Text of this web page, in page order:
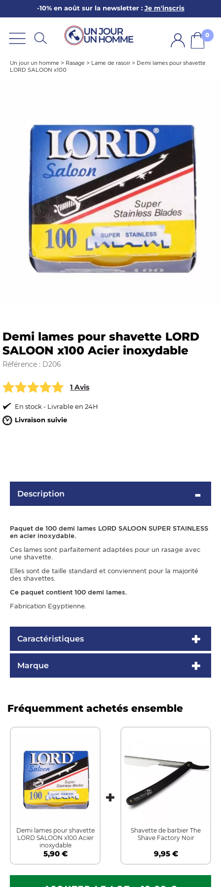
-10% en août sur la newsletter : Je m'inscris
0
LA BARBE
Un jour un homme > Rasage > Lame de rasoir > Demi lames pour shavette
LORD SALOON x100
Demi lames pour shavette LORD
SALOON x100 Acier inoxydable
Référence : D206
1 Avis
En stock - Livrable en 24H
Livraison suivie
Description
Paquet de 100 demi lames LORD SALOON SUPER STAINLESS
en acier inoxydable.
Ces lames sont parfaitement adaptées pour un rasage avec
une shavette.
Elles sont de taille standard et conviennent pour la majorité
des shavettes.
Ce paquet contient 100 demi lames.
Fabrication Egyptienne.
Caractéristiques
Marque
Fréquemment achetés ensemble
Demi lames pour shavette
LORD SALOON x100 Acier
inoxydable
5,90 €
Shavette de barbier The
Shave Factory Noir
9,95 €